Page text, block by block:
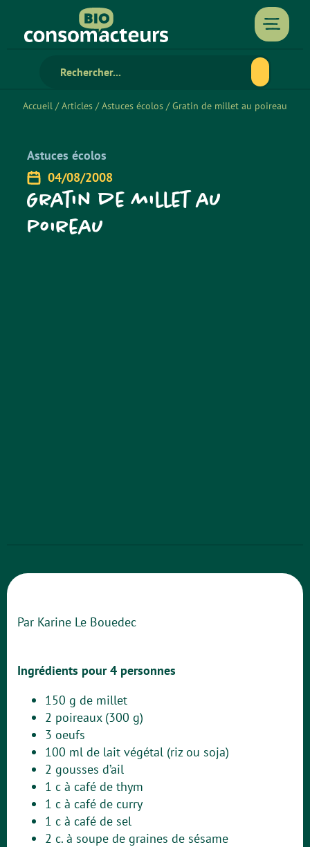
Accueil /Articles /Astuces écolos /Gratin de millet au poireau
Astuces écolos
04/08/2008
Gratin de millet au
poireau
Par Karine Le Bouedec
Ingrédients pour 4 personnes
150 g de millet
2 poireaux (300 g)
3 oeufs
100 ml de lait végétal (riz ou soja)
2 gousses d’ail
1 c à café de thym
1 c à café de curry
1 c à café de sel
2 c. à soupe de graines de sésame